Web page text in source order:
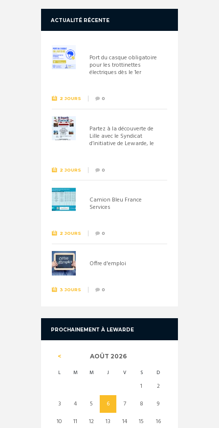
ACTUALITÉ RÉCENTE
Port du casque obligatoire
pour les trottinettes
électriques dès le 1er
2 JOURS 0
Partez à la découverte de
Lille avec le Syndicat
d’initiative de Lewarde, le
2 JOURS 0
Camion Bleu France
Services
2 JOURS 0
Offre d'emploi
3 JOURS 0
PROCHAINEMENT À LEWARDE
AOÛT 2026
L M M J V S D
1
2
3
4 5 6 7 8
9
10
11 12 13 14 15 16